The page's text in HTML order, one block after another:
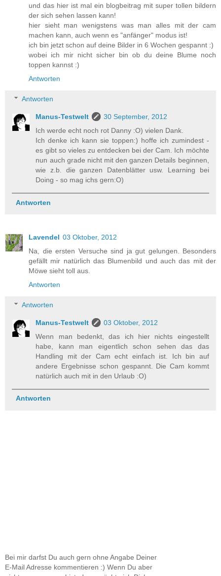
und das hier ist mal ein blogbeitrag mit super tollen bildern
der sich sehen lassen kann!
hier sieht man wenigstens was man alles mit der cam
machen kann, auch wenn es "anfänger" modus ist!
ich bin jetzt schon auf deine Bilder in 6 Wochen gespannt :)
wobei ich mir nicht sicher bin ob du deine Blume noch
toppen kannst :)
Antworten
Antworten
Manus-Testwelt
30 September, 2012
Ich werde echt noch rot Danny :O) vielen Dank.
Ich denke ich kann sie toppen:) hoffe ich zumindest -
es gibt so vieles zu entdecken bei der Cam. Ich möchte
nun auch grade nicht mit den ganzen Details beginnen,
wie z.b. die ganzen Datenblätter usw. Learning bei
Doing - so mag ichs gern:O)
Antworten
Lavendel 03 Oktober, 2012
Na, die ersten Versuche sind ja gut gelungen. Besonders
gefällt mir natürlich das Blumenbild und auch das mit der
Möwe sieht toll aus.
Antworten
Antworten
Manus-Testwelt
03 Oktober, 2012
Wenn man bedenkt, das ich hier nichts eingestellt
habe, kann man eigentlich schon sehen das das
Handling mit der Cam echt einfach ist. Ich bin auf
andere Ergebnisse schon gespannt. Die Cam kommt
natürlich auch mit in den Urlaub :O)
Antworten
Bei mir darfst Du auch gern ohne Angabe Deiner
E-Mail Adresse kommentieren :) Wenn Du aber